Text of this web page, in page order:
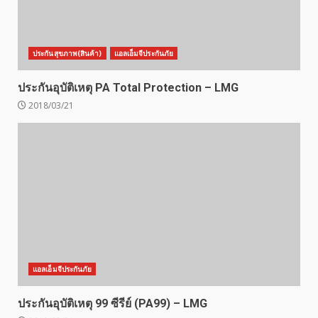
ประกันสุขภาพ(สินค้า) แอลเอ็มจีประกันภัย
ประกันอุบัติเหตุ PA Total Protection – LMG
2018/03/21
แอลเอ็มจีประกันภัย
ประกันอุบัติเหตุ 99 ซีรีย์ (PA99) – LMG